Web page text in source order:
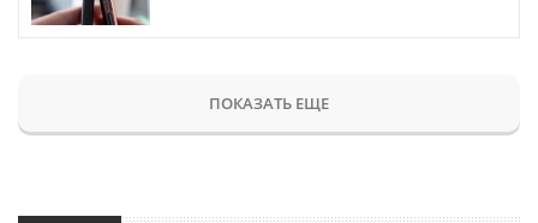
ПОКАЗАТЬ ЕЩЕ